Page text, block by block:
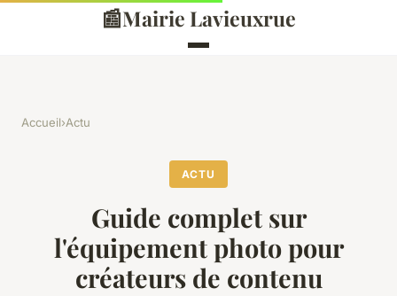
📰Mairie Lavieuxrue
Accueil›Actu
ACTU
Guide complet sur
l'équipement photo pour
créateurs de contenu